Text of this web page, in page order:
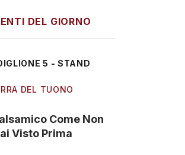
DEL GIORNO
5 - STAND
DEL TUONO
Come Non
Visto Prima